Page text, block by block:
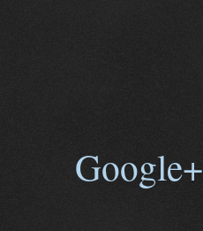
Google+